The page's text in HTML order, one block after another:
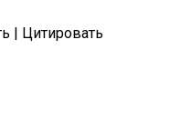
| Цитировать